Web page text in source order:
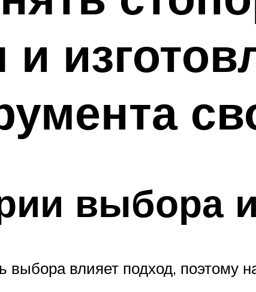
выбора
выбора влияет подход, поэтому